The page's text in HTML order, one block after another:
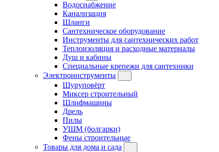
Водоснабжение
Канализация
Шланги
Сантехническое оборудование
Инструменты для сантехнических работ
Теплоизоляция и расходные материалы
Душ и кабины
Специальные крепежи для сантехники
Электроинструменты
Шуруповёрт
Миксер строительный
Шлифмашины
Дрель
Пилы
УШМ (болгарки)
Фены строительные
Товары для дома и сада